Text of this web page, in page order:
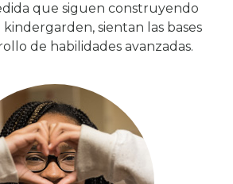
que siguen construyendo
kindergarden, sientan las bases
de habilidades avanzadas.